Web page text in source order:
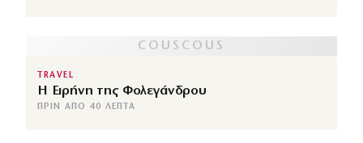
TRAVEL
Η Ειρήνη της Φολεγάνδρου
ΠΡΙΝ ΑΠΌ 40 ΛΕΠΤΆ